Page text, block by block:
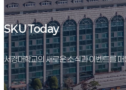
SKU Today
SKU Today
서경대학교의 새로운 소식과 이벤트를